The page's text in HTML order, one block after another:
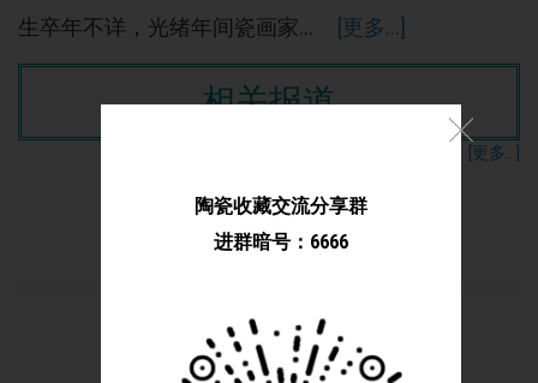
陶瓷收藏交流分享群
进群暗号：6666
生卒年不详，光绪年间瓷画家... [更多...]
相关报道
[更多...]
部分作品